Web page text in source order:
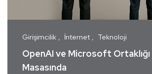
Girişimcilik İnternet Teknoloji
OpenAI ve Microsoft
Masasında